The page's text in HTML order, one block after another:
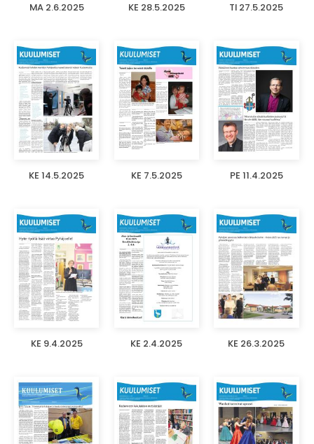
MA 2.6.2025 KE 28.5.2025 TI 27.5.2025
KE 14.5.2025 KE 7.5.2025 PE 11.4.2025
KE 9.4.2025 KE 2.4.2025 KE 26.3.2025